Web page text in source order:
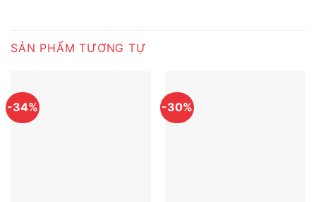
SẢN PHẨM TƯƠNG TỰ
-34% -30%